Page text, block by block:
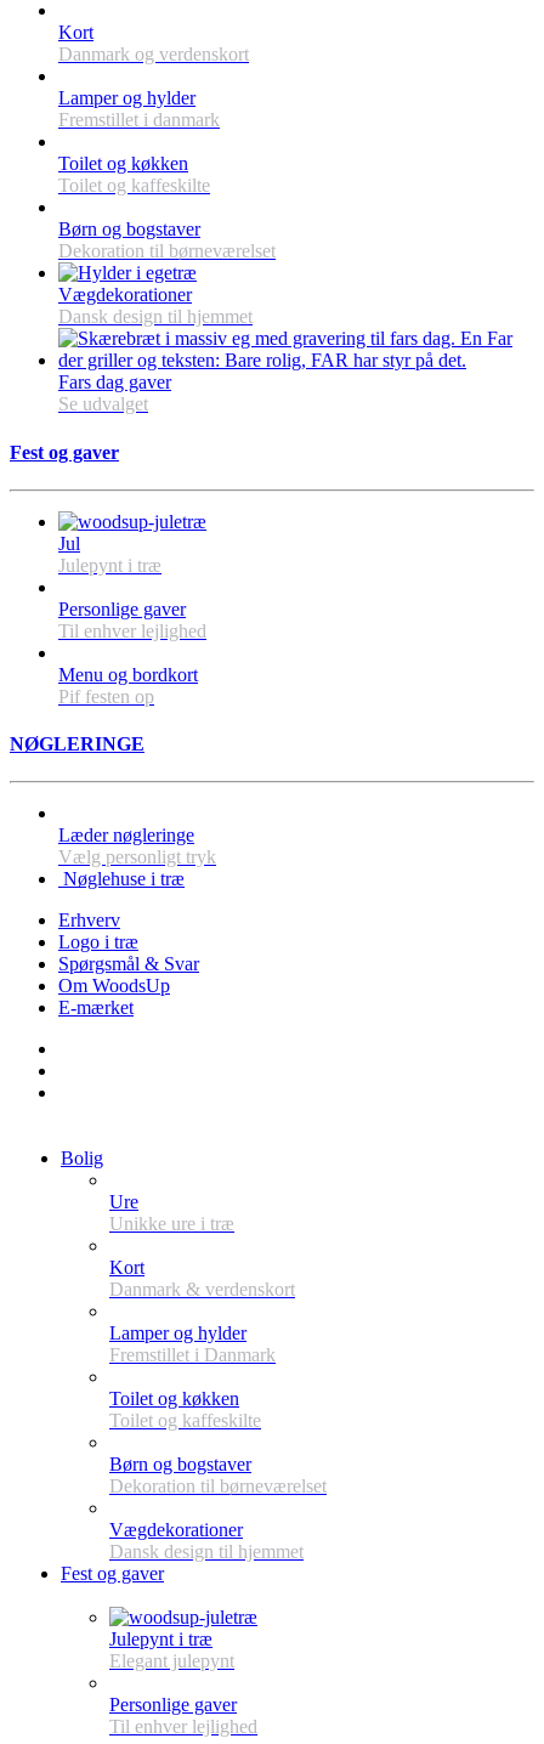
Kort
Danmark og verdenskort
Lamper og hylder
Fremstillet i danmark
Toilet og køkken
Toilet og kaffeskilte
Børn og bogstaver
Dekoration til børneværelset
Vægdekorationer
Dansk design til hjemmet
Fars dag gaver
Se udvalget
Fest og gaver
Jul
Julepynt i træ
Personlige gaver
Til enhver lejlighed
Menu og bordkort
Pif festen op
NØGLERINGE
Læder nøgleringe
Vælg personligt tryk
Nøglehuse i træ
Erhverv
Logo i træ
Spørgsmål & Svar
Om WoodsUp
E-mærket
Bolig
Ure
Unikke ure i træ
Kort
Danmark & verdenskort
Lamper og hylder
Fremstillet i Danmark
Toilet og køkken
Toilet og kaffeskilte
Børn og bogstaver
Dekoration til børneværelset
Vægdekorationer
Dansk design til hjemmet
Fest og gaver
Julepynt i træ
Elegant julepynt
Personlige gaver
Til enhver lejlighed